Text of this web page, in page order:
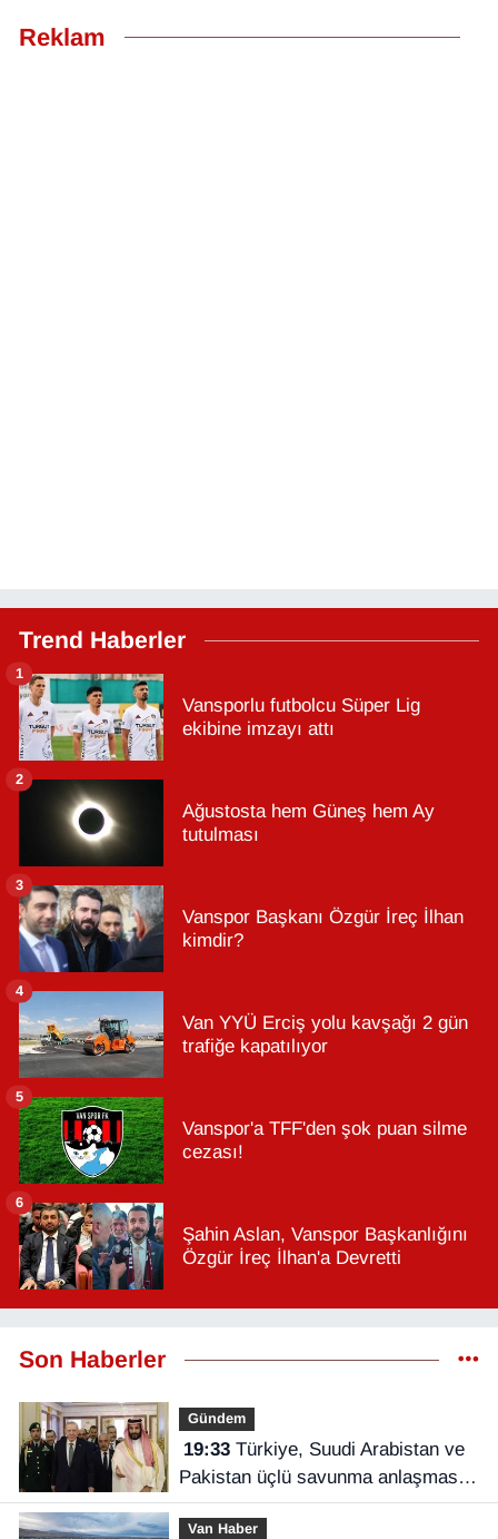
Reklam
Trend Haberler
Vansporlu futbolcu Süper Lig
ekibine imzayı attı
1
Ağustosta hem Güneş hem Ay
tutulması
2
Vanspor Başkanı Özgür İreç İlhan
kimdir?
3
Van YYÜ Erciş yolu kavşağı 2 gün
trafiğe kapatılıyor
4
Vanspor'a TFF'den şok puan silme
cezası!
5
Şahin Aslan, Vanspor Başkanlığını
Özgür İreç İlhan'a Devretti
6
Son Haberler
Gündem
19:33Türkiye, Suudi Arabistan ve
Pakistan üçlü savunma anlaşması
imzaladı
Van Haber